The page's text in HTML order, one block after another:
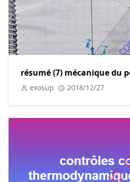
résumé (7) mécanique du
exosup 2018/12/27